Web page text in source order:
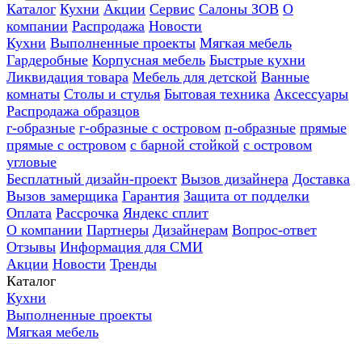
Каталог Кухни Акции Сервис Салоны ЗОВ О
компании Распродажа Новости
Кухни Выполненные проекты Мягкая мебель
Гардеробные Корпусная мебель Быстрые кухни
Ликвидация товара Мебель для детской Ванные
комнаты Столы и стулья Бытовая техника Аксессуары
Распродажа образцов
г-образные г-образные с островом п-образные прямые
прямые с островом с барной стойкой с островом
угловые
Бесплатный дизайн-проект Вызов дизайнера Доставка
Вызов замерщика Гарантия Защита от подделки
Оплата Рассрочка Яндекс сплит
О компании Партнеры Дизайнерам Вопрос-ответ
Отзывы Информация для СМИ
Акции Новости Тренды
Каталог
Кухни
Выполненные проекты
Мягкая мебель